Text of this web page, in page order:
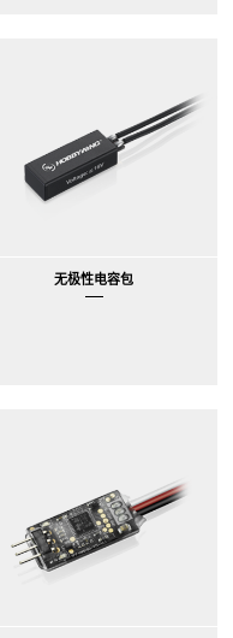
无极性电容包